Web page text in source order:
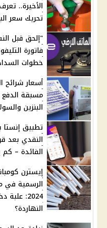
الأخيرة..
تحريك سعر
"إلحق قبل
خطوات
أسعار شرائح
مسبقة الدفع
البنزين
تطبيق إنستا
النقدي بعد
الفائدة –
إيسترن
2024:
النهاردة؟